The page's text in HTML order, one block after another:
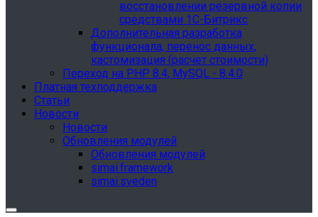
восстановлении резервной копии
средствами 1С-Битрикс
Дополнительная разработка
функционала, перенос данных,
кастомизация (расчет стоимости)
Переход на PHP 8.4, MySQL - 8.4.0
Платная техподдержка
Статьи
Новости
Новости
Обновления модулей
Обновления модулей
simai.framework
simai.sveden